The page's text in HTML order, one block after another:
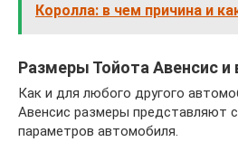
Королла: в чем причина и
Размеры Тойота Авенсис и
Как и для любого другого
Авенсис размеры представляют
параметров автомобиля.